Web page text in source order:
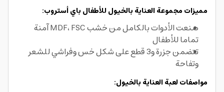
مميزات مجموعة العناية بالخيول للأطفال باي أستروب:
صنعت الأدوات بالكامل من خشب MDF، FSC آمنة
تماما للأطفال
تتضمن جزرة و3 قطع على شكل خس وفراشي للشعر
وتفاحة
مواصفات لعبة العناية بالخيول: